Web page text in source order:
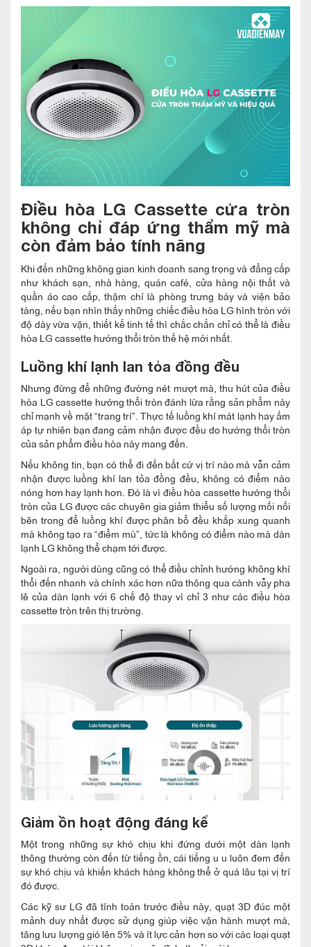
Điều hòa LG Cassette cửa tròn
không chỉ đáp ứng thẩm mỹ mà
còn đảm bảo tính năng
Khi đến những không gian kinh doanh sang trọng và đẳng cấp
như khách sạn, nhà hàng, quán café, cửa hàng nội thất và
quần áo cao cấp, thậm chí là phòng trưng bày và viện bảo
tàng, nếu bạn nhìn thấy những chiếc điều hòa LG hình tròn với
độ dày vừa vặn, thiết kế tinh tế thì chắc chắn chỉ có thể là điều
hòa LG cassette hướng thổi tròn thế hệ mới nhất.
Luồng khí lạnh lan tỏa đồng đều
Nhưng đừng để những đường nét mượt mà, thu hút của điều
hòa LG cassette hướng thổi tròn đánh lừa rằng sản phẩm này
chỉ mạnh về mặt “trang trí”. Thực tế luồng khí mát lạnh hay ấm
áp tự nhiên bạn đang cảm nhận được đều do hướng thổi tròn
của sản phẩm điều hòa này mang đến.
Nếu không tin, bạn có thể đi đến bất cứ vị trí nào mà vẫn cảm
nhận được luồng khí lan tỏa đồng đều, không có điểm nào
nóng hơn hay lạnh hơn. Đó là vì điều hòa cassette hướng thổi
tròn của LG được các chuyên gia giảm thiểu số lượng mối nối
bên trong để luồng khí được phân bổ đều khắp xung quanh
mà không tạo ra “điểm mù”, tức là không có điểm nào mà dàn
lạnh LG không thể chạm tới được.
Ngoài ra, người dùng cũng có thể điều chỉnh hướng không khí
thổi đến nhanh và chính xác hơn nữa thông qua cánh vẫy pha
lê của dàn lạnh với 6 chế độ thay vì chỉ 3 như các điều hòa
cassette tròn trên thị trường.
Giảm ồn hoạt động đáng kể
Một trong những sự khó chịu khi đứng dưới một dàn lạnh
thông thường còn đến từ tiếng ồn, cái tiếng u u luôn đem đến
sự khó chịu và khiến khách hàng không thể ở quá lâu tại vị trí
đó được.
Các kỹ sư LG đã tính toán trước điều này, quạt 3D đúc một
mảnh duy nhất được sử dụng giúp việc vận hành mượt mà,
tăng lưu lượng gió lên 5% và ít lực cản hơn so với các loại quạt